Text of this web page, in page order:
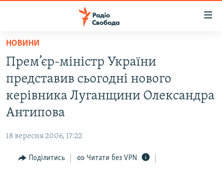
Перейти
основного
матеріалу
Перейти
до
основної
Перейти
пошуку
РАДІО СВОБОДА – 70 РОКІВ
ВСЕ ЗА ДОБУ
СТАТТІ
СУСПІЛЬСТВО
КУЛЬТУРА
ВІЙНА
ДОНБАС.РЕАЛІЇ
КРИМ.РЕАЛІЇ
НОВИНИ
Прем’єр-міністр України
представив сьогодні нового
керівника Луганщини Олександра
Антипова
18 вересня 2006, 17:22
Поділитись Читати без VPN